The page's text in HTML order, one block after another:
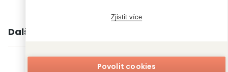
Zjistit více
Povolit cookies
Další knihy autora